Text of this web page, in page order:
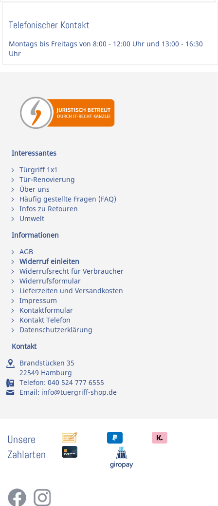
Telefonischer Kontakt
Montags bis Freitags von 8:00 - 12:00 Uhr und 13:00 - 16:30
Uhr
Interessantes
Türgriff 1x1
Tür-Renovierung
Über uns
Häufig gestellte Fragen (FAQ)
Infos zu Retouren
Umwelt
Informationen
AGB
Widerruf einleiten
Widerrufsrecht für Verbraucher
Widerrufsformular
Lieferzeiten und Versandkosten
Impressum
Kontaktformular
Kontakt Telefon
Datenschutzerklärung
Kontakt
Brandstücken 35
22549 Hamburg
Telefon: 040 524 777 6555
Email: info@tuergriff-shop.de
Unsere
Zahlarten